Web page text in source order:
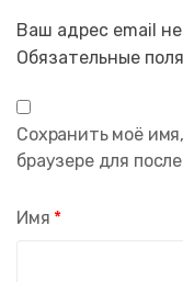
Ваш адрес email
Обязательные
Имя *
Сохранить моё
браузере для